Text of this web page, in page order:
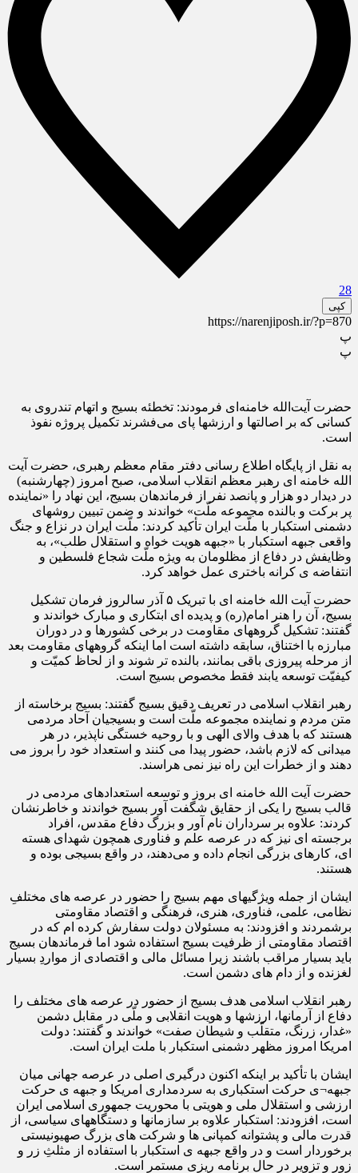
28
کپی
https://narenjiposh.ir/?p=870
پ
پ
حضرت آیت‌الله خامنه‌ای فرمودند: تخطئه بسیج و اتهام تندروی به
کسانی که بر اصالتها و ارزشها پای می‌فشرند تکمیل پروژه نفوذ
است.
به نقل از پایگاه اطلاع رسانی دفتر مقام معظم رهبری، حضرت آیت
الله خامنه ای رهبر معظم انقلاب اسلامی، صبح امروز (چهارشنبه)
در دیدار دو هزار و پانصد نفر از فرماندهان بسیج، این نهاد را «نماینده
پر برکت و بالنده مجموعه ملّت» خواندند و ضمن تبیین روشهای
دشمنی استکبار با ملّت ایران تأکید کردند: ملّت ایران در نزاع و جنگ
واقعی جبهه استکبار با «جبهه هویت خواه و استقلال طلب»، به
وظایفش در دفاع از مظلومان به ویژه ملّت شجاع فلسطین و
انتفاضه ی کرانه باختری عمل خواهد کرد.
حضرت آیت الله خامنه ای با تبریک ۵ آذر سالروز فرمان تشکیل
بسیج، آن را هنر امام(ره) و پدیده ای ابتکاری و مبارک خواندند و
گفتند: تشکیل گروههای مقاومت در برخی کشورها و در دوران
مبارزه با اختناق، سابقه داشته است اما اینکه گروههای مقاومت بعد
از مرحله پیروزی باقی بمانند، بالنده تر شوند و از لحاظ کمیّت و
کیفیّت توسعه یابند فقط مخصوص بسیج است.
رهبر انقلاب اسلامی در تعریف دقیق بسیج گفتند: بسیج برخاسته از
متن مردم و نماینده مجموعه ملّت است و بسیجیان آحاد مردمی
هستند که با هدف والای الهی و با روحیه خستگی ناپذیر، در هر
میدانی که لازم باشد، حضور پیدا می کنند و استعداد خود را بروز می
دهند و از خطرات این راه نیز نمی هراسند.
حضرت آیت الله خامنه ای بروز و توسعه استعدادهای مردمی در
قالب بسیج را یکی از حقایق شگفت آور بسیج خواندند و خاطرنشان
کردند: علاوه بر سرداران نام آور و بزرگ دفاع مقدس، افراد
برجسته ای نیز که در عرصه علم و فناوری همچون شهدای هسته
ای، کارهای بزرگی انجام داده و می‌دهند، در واقع بسیجی بوده و
هستند.
ایشان از جمله ویژگیهای مهم بسیج را حضور در عرصه های مختلفِ
نظامی، علمی، فناوری، هنری، فرهنگی و اقتصاد مقاومتی
برشمردند و افزودند: به مسئولان دولت سفارش کرده ام که در
اقتصاد مقاومتی از ظرفیت بسیج استفاده شود اما فرماندهان بسیج
باید بسیار مراقب باشند زیرا مسائل مالی و اقتصادی از مواردِ بسیار
لغزنده و از دام های دشمن است.
رهبر انقلاب اسلامی هدف بسیج از حضور در عرصه های مختلف را
دفاع از آرمانها، ارزشها و هویت انقلابی و ملّی در مقابل دشمن
«غدار، زرنگ، متقلّب و شیطان صفت» خواندند و گفتند: دولت
امریکا امروز مظهر دشمنی استکبار با ملت ایران است.
ایشان با تأکید بر اینکه اکنون درگیری اصلی در عرصه جهانی میان
جبهه¬ی حرکت استکباری به سردمداری امریکا و جبهه ی حرکت
ارزشی و استقلال ملی و هویتی با محوریت جمهوری اسلامی ایران
است، افزودند: استکبار علاوه بر سازمانها و دستگاههای سیاسی، از
قدرت مالی و پشتوانه کمپانی ها و شرکت های بزرگ صهیونیستی
برخوردار است و در واقع جبهه ی استکبار با استفاده از مثلثِ زر و
زور و تزویر در حال برنامه ریزی مستمر است.